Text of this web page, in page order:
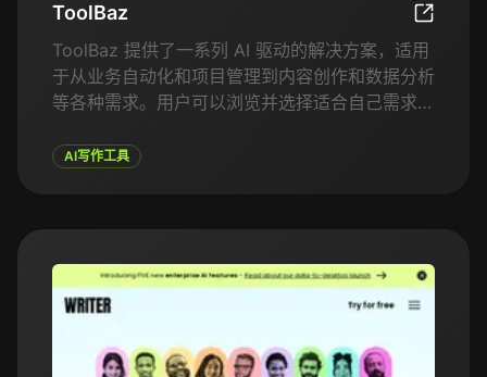
ToolBaz
ToolBaz 提供了一系列 AI 驱动的解决方案，适用
于从业务自动化和项目管理到内容创作和数据分析
等各种需求。用户可以浏览并选择适合自己需求的
善工作成果质量。ToolBaz 使用户能够发现、尝
AI写作工具